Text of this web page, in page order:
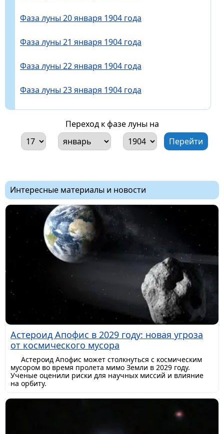
Фаза луны 20 января 1904 года
Фаза луны 21 января 1904 года
Фаза луны 22 января 1904 года
Фаза луны 23 января 1904 года
Переход к фазе луны на
Интересные материалы и новости
Астероид Апофис в 2029 году: новая угроза
от космического мусора
Астероид Апофис может столкнуться с космическим
мусором во время пролета мимо Земли в 2029 году.
Ученые оценили риски для научных миссий и влияние
на орбиту.